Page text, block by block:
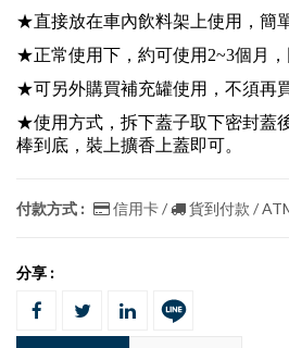
★直接放在車內飲料架上使用，簡
★正常使用下，約可使用2~3個月，
★可另外購買補充罐使用，不須再
★使用方式，拆下蓋子取下密封蓋
棒到底，裝上擴香上蓋即可。
付款方式 : 信用卡 / 貨到付款 /
分享 :